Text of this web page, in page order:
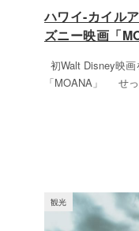
ハワイ-カイル
ズニー映画「
初Walt Disney映
「MOANA」 せ
観光